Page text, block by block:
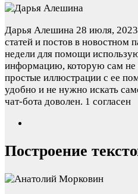
Дарья Алешина 28 июля,
статей и постов в новостном
недели для помощи
информацию, которую сам не
простые иллюстрации с ее
удобно и не нужно искать
чат-бота доволен. 1 согласен
Построение